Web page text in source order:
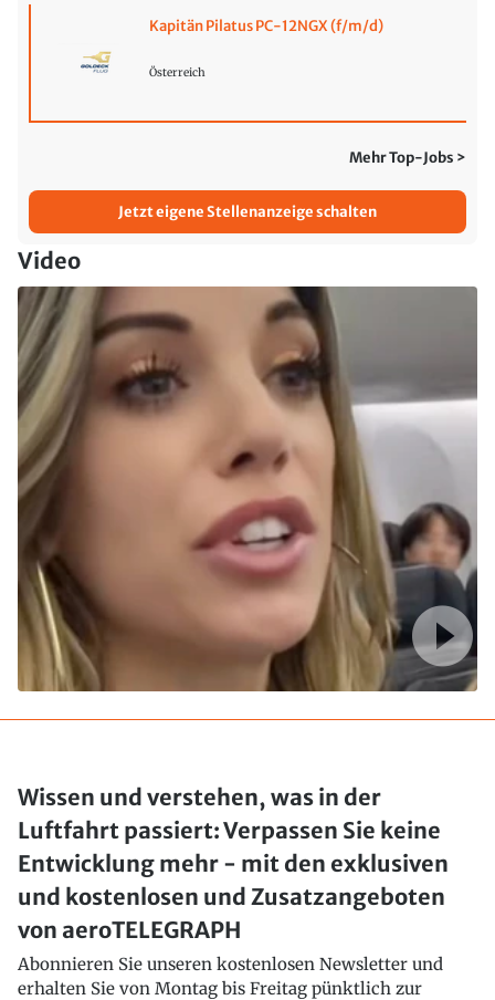
Kapitän Pilatus PC-12NGX (f/m/d)
Österreich
Mehr Top-Jobs >
Jetzt eigene Stellenanzeige schalten
Video
Wissen und verstehen, was in der
Luftfahrt passiert: Verpassen Sie keine
Entwicklung mehr - mit den exklusiven
und kostenlosen und Zusatzangeboten
von aeroTELEGRAPH
Abonnieren Sie unseren kostenlosen Newsletter und
erhalten Sie von Montag bis Freitag pünktlich zur